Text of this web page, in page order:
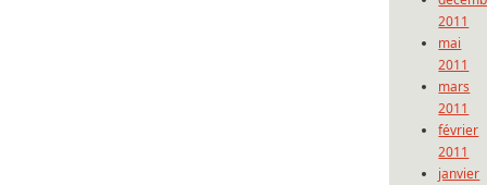
2011
mai
2011
mars
2011
février
2011
janvier